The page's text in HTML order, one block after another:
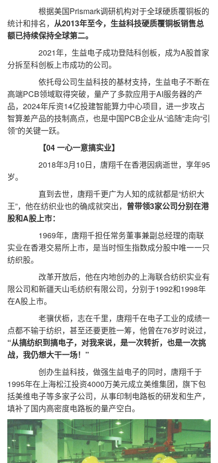
根据美国Prismark调研机构对于全球硬质覆铜板的
统计和排名， 从2013年至今，生益科技硬质覆铜板销售总
额已持续保持全球第二。
2021年，生益电子成功登陆科创板，成为A股首家
分拆至科创板上市成功的公司。
依托母公司生益科技的基材支持，生益电子不断在
高端PCB领域取得突破，量产了多款应用于AI服务器的产
品，2024年斥资14亿投建智能算力中心项目，进一步攻占
智算差产品的技制高点，也是中国PCB企业从“追随”走向“引
领”的关键一跃。
【04 一心一意搞实业】
2018年3月10日，唐翔千在香港因病逝世，享年95
岁。
直到去世，唐翔千更广为人知的成就都是“纺织大
王”，他在纺织业也的确成就突出， 曾带领3家公司分别在港
股和A股上市：
1969年，唐翔千担任常务董事兼副总经理的南联
实业在香港交易所上市，是当时恒生指数成分股中唯一一只
纺织股。
改革开放后，他在内地创办的上海联合纺织实业有
限公司和新疆天山毛纺织有限公司，分别于1992和1998年
在A股上市。
老骥伏枥，志在千里，唐翔千在电子工业的成绩一
点都不输于纺织，甚至还要更胜一筹，他曾在76岁时说过，
“从搞纺织到搞电子，对我来说，是一次转折，也是一次挑
战，我仍想大干一场！”
创办生益科技，做强生益电子的同时，唐翔千于
1995年在上海松江投资4000万美元成立美维集团，旗下包
括美维电子等多家子公司，从事印制电路板的研发和生产，
填补了国内高密度电路板的量产空白。